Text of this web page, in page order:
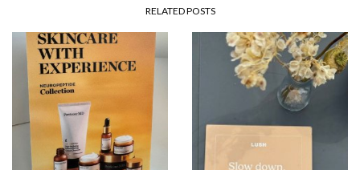
RELATED POSTS